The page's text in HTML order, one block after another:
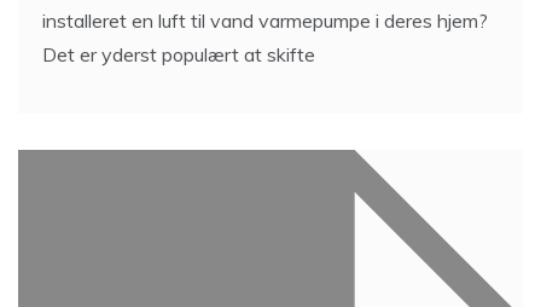
installeret en luft til vand varmepumpe i deres hjem?
Det er yderst populært at skifte